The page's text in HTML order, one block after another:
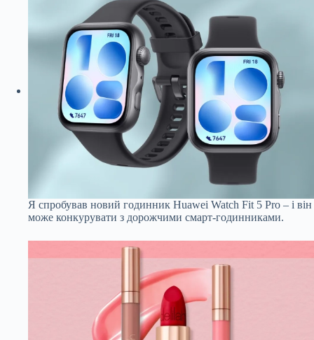
Я спробував новий годинник Huawei Watch Fit 5 Pro – і він
може конкурувати з дорожчими смарт-годинниками.